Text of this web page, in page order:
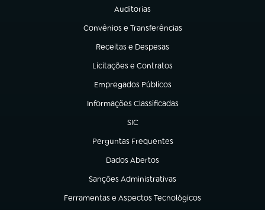
Auditorias
(abre em nova aba)
Convênios e Transferências
(abre em nova aba)
Receitas e Despesas
(abre em nova aba)
Licitações e Contratos
(abre em nova aba)
Empregados Públicos
(abre em nova aba)
Informações Classificadas
(abre em nova aba)
SIC
(abre em nova aba)
Perguntas Frequentes
(abre em nova aba)
Dados Abertos
(abre em nova aba)
Sanções Administrativas
(abre em nova aba)
Ferramentas e Aspectos Tecnológicos
(abre em nova aba)